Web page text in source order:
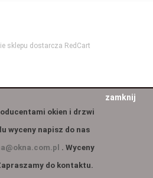
sklepu dostarcza RedCart
okien i drzwi
wyceny napisz do nas
. Wyceny
do kontaktu.
zamknij